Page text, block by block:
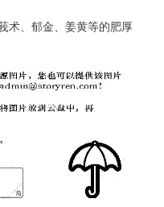
术、郁金、姜黄等的肥厚